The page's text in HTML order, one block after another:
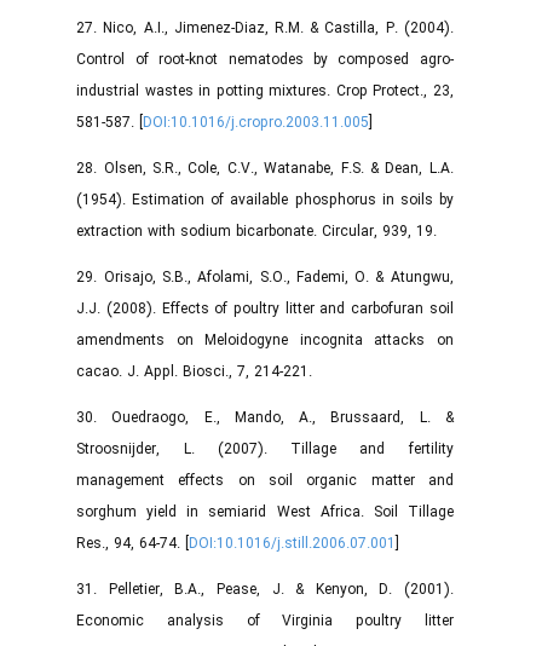
27. Nico, A.I., Jimenez-Diaz, R.M. & Castilla, P. (2004).
Control of root-knot nematodes by composed agro-
industrial wastes in potting mixtures. Crop Protect., 23,
581-587. [DOI:10.1016/j.cropro.2003.11.005
28. Olsen, S.R., Cole, C.V., Watanabe, F.S. & Dean, L.A.
(1954). Estimation of available phosphorus in soils by
extraction with sodium bicarbonate. Circular, 939, 19.
29. Orisajo, S.B., Afolami, S.O., Fademi, O. & Atungwu,
J.J. (2008). Effects of poultry litter and carbofuran soil
amendments on Meloidogyne incognita attacks on
cacao. J. Appl. Biosci., 7, 214-221.
30. Ouedraogo, E., Mando, A., Brussaard, L. &
Stroosnijder, L. (2007). Tillage and fertility
management effects on soil organic matter and
sorghum yield in semiarid West Africa. Soil Tillage
Res., 94, 64-74. [DOI:10.1016/j.still.2006.07.001
31. Pelletier, B.A., Pease, J. & Kenyon, D. (2001).
Economic analysis of Virginia poultry litter